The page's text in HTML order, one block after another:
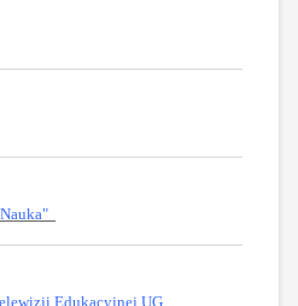
Edukacyjnej UG